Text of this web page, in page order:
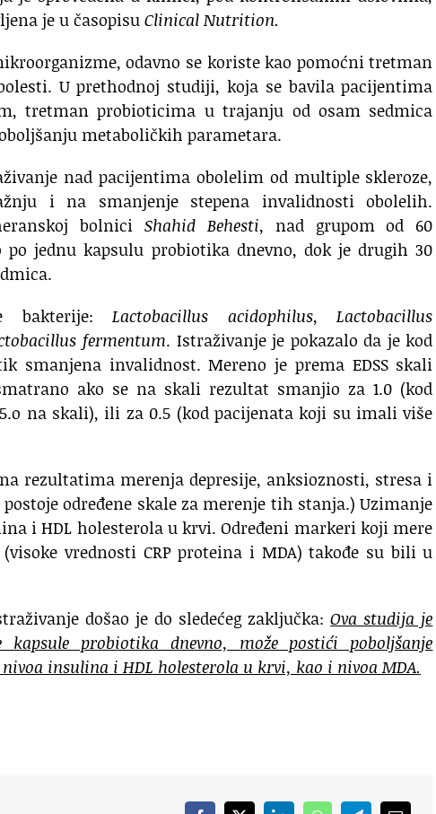
je u časopisuClinical Nutrition.
odavno se koriste kao pomoćni tretman
U prethodnoj studiji, koja se bavila pacijentima
tretman probioticima u trajanju od osam sedmica
metaboličkih parametara.
nad pacijentima obolelim od multiple skleroze,
i na smanjenje stepena invalidnosti obolelih.
bolnici Shahid Behesti, nad grupom od 60
jednu kapsulu probiotika dnevno, dok je drugih 30
bakterije:Lactobacillus acidophilus,Lactobacillus
fermentum. Istraživanje je pokazalo da je kod
smanjena invalidnost. Mereno je prema EDSS skali
ako se na skali rezultat smanjio za 1.0 (kod
na skali), ili za 0.5 (kod pacijenata koji su imali više
rezultatima merenja depresije, anksioznosti, stresa i
određene skale za merenje tih stanja.) Uzimanje
i HDL holesterola u krvi. Određeni markeri koji mere
vrednosti CRP proteina i MDA) takođe su bili u
došao je do sledećeg zaključka:Ova studija je
probiotika dnevno, može postići poboljšanje
insulina i HDL holesterola u krvi, kao i nivoa MDA.